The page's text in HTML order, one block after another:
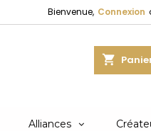
Bienvenue, Connexion
shopping_cart
Alliances